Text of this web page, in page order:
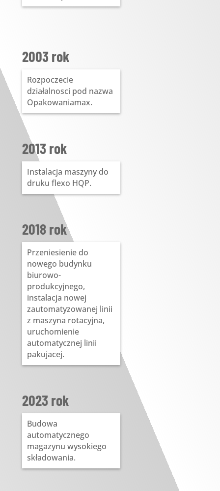
2003 rok
Rozpoczecie
działalnosci pod nazwa
Opakowaniamax.
2013 rok
Instalacja maszyny do
druku flexo HQP.
2018 rok
Przeniesienie do
nowego budynku
biurowo-
produkcyjnego,
instalacja nowej
zautomatyzowanej linii
z maszyna rotacyjna,
uruchomienie
automatycznej linii
pakujacej.
2023 rok
Budowa
automatycznego
magazynu wysokiego
składowania.